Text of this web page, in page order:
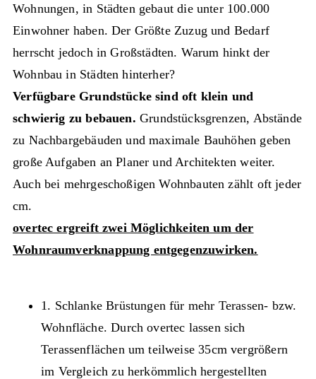
Wohnungen, in Städten gebaut die unter 100.000
Einwohner haben. Der Größte Zuzug und Bedarf
herrscht jedoch in Großstädten. Warum hinkt der
Wohnbau in Städten hinterher?
Verfügbare Grundstücke sind oft klein und
schwierig zu bebauen. Grundstücksgrenzen, Abstände
zu Nachbargebäuden und maximale Bauhöhen geben
große Aufgaben an Planer und Architekten weiter.
Auch bei mehrgeschoßigen Wohnbauten zählt oft jeder
cm.
overtec ergreift zwei Möglichkeiten um der
Wohnraumverknappung entgegenzuwirken.
1. Schlanke Brüstungen für mehr Terassen- bzw.
Wohnfläche. Durch overtec lassen sich
Terassenflächen um teilweise 35cm vergrößern
im Vergleich zu herkömmlich hergestellten